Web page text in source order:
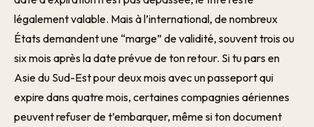
légalement valable. Mais à l’international, de nombreux
États demandent une “marge” de validité, souvent trois ou
six mois après la date prévue de ton retour. Si tu pars en
Asie du Sud-Est pour deux mois avec un passeport qui
expire dans quatre mois, certaines compagnies aériennes
peuvent refuser de t’embarquer, même si ton document